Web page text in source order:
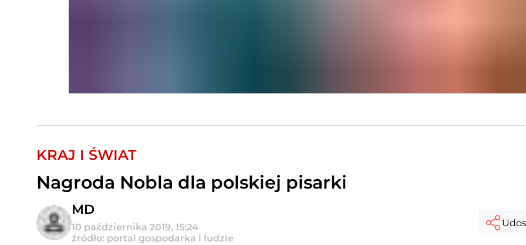
KRAJ I ŚWIAT
Nagroda Nobla dla polskiej pisarki
MD
10 października 2019, 15:24
źródło: portal gospodarka i ludzie